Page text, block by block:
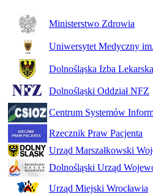
Ministerstwo Zdrowia
Uniwersytet Medyczny
Dolnośląska Izba Lekarska
Dolnośląski Oddział NFZ
Centrum Systemów
Rzecznik Praw Pacjenta
Urząd Marszałkowski
Dolnośląski Urząd
Urząd Miejski Wrocławia